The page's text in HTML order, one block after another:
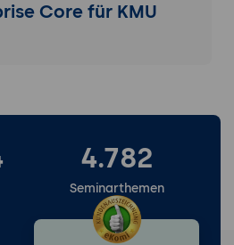
Core für KMU
4.782
Seminarthemen